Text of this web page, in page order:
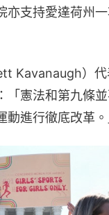
亦支持愛達荷州
Kavanaugh）
「憲法和第九條
進行徹底改革。